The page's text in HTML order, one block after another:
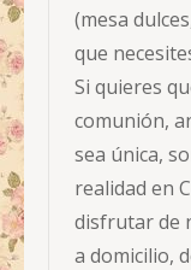
(mesa
que
Si quieres
comunión,
sea única,
realidad en
disfrutar de
a domicilio,